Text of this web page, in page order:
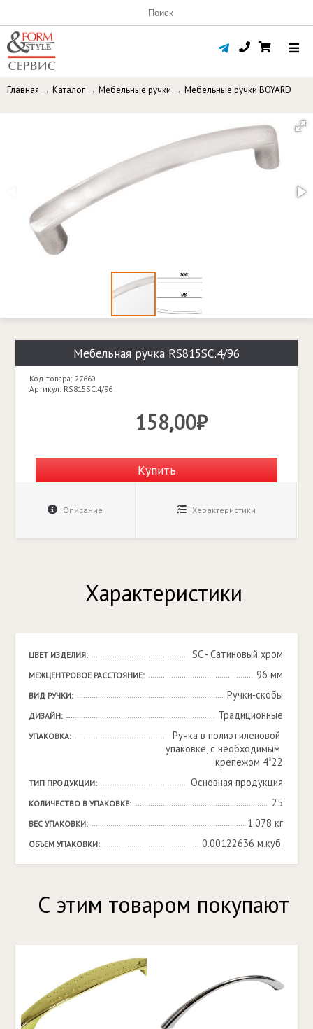
Главная → Каталог → Мебельные ручки → Мебельные ручки BOYARD
Мебельная ручка RS815SC.4/96
Код товара: 27660
Артикул: RS815SC.4/96
158,00₽
Купить
Описание Характеристики
Характеристики
ЦВЕТ ИЗДЕЛИЯ: SC - Сатиновый хром
МЕЖЦЕНТРОВОЕ РАССТОЯНИЕ: 96 мм
ВИД РУЧКИ: Ручки-скобы
ДИЗАЙН: Традиционные
УПАКОВКА:
Ручка в полиэтиленовой
упаковке, с необходимым
крепежом 4*22
ТИП ПРОДУКЦИИ: Основная продукция
КОЛИЧЕСТВО В УПАКОВКЕ: 25
ВЕС УПАКОВКИ: 1.078 кг
ОБЪЕМ УПАКОВКИ: 0.00122636 м.куб.
С этим товаром покупают